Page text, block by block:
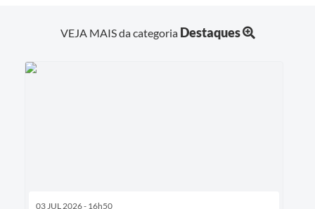
VEJA MAIS da categoria Destaques
03 JUL 2026 - 16h50